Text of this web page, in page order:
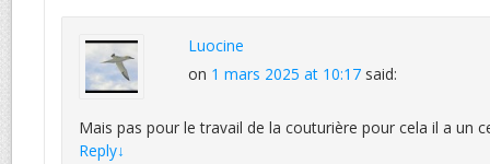
Luocine
on 1 mars 2025 at 10:17 said:
Mais pas pour le travail de la couturière pour cela il a un
Reply↓